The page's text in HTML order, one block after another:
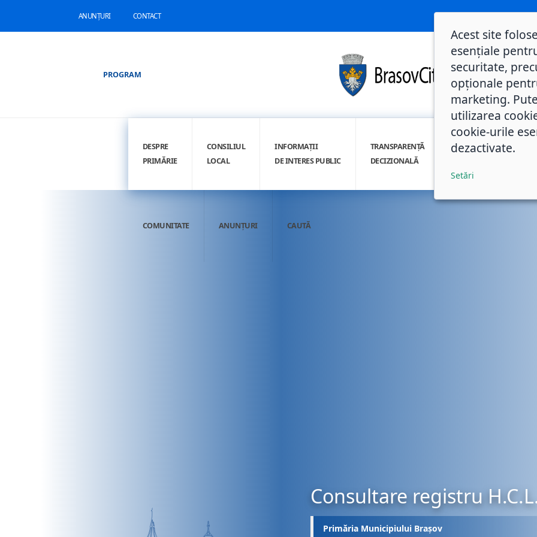
ANUNȚURI CONTACT
PROGRAM
DESPRE
PRIMĂRIE
CONSILIUL
LOCAL
INFORMAȚII
DE INTERES PUBLIC
TRANSPARENȚĂ
DECIZIONALĂ
INTEGRITATE
COMUNITATE ANUNȚURI CAUTĂ
Consultare registru
Primăria Municipiului Brașov
Acest site
esențiale
securitate,
opționale
marketing.
utilizarea
cookie-urile
dezactivate.
Setări